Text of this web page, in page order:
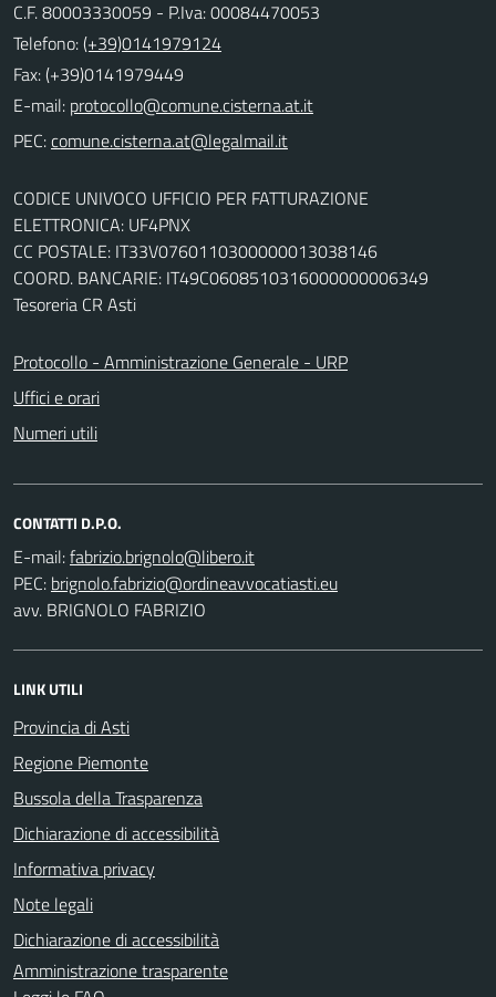
C.F. 80003330059 - P.Iva: 00084470053
Telefono:(+39)0141979124
Fax: (+39)0141979449
E-mail:
PEC:
CODICE UNIVOCO UFFICIO PER FATTURAZIONE
ELETTRONICA: UF4PNX
CC POSTALE: IT33V0760110300000013038146
COORD. BANCARIE: IT49C0608510316000000006349
Tesoreria CR Asti
Protocollo - Amministrazione Generale - URP
Uffici e orari
Numeri utili
CONTATTI D.P.O.
E-mail:
PEC:
avv. BRIGNOLO FABRIZIO
LINK UTILI
Provincia di Asti
Regione Piemonte
Bussola della Trasparenza
Dichiarazione di accessibilità
Informativa privacy
Note legali
Dichiarazione di accessibilità
Amministrazione trasparente